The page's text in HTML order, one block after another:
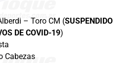
– Toro CM (SUSPENDIDO
DE COVID-19)
Cabezas